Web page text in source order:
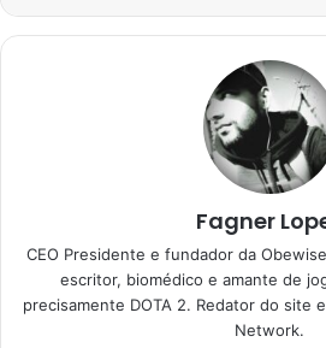
Fagner
CEO Presidente e fundador da
escritor, biomédico e amante de
precisamente DOTA 2. Redator do site
Network.